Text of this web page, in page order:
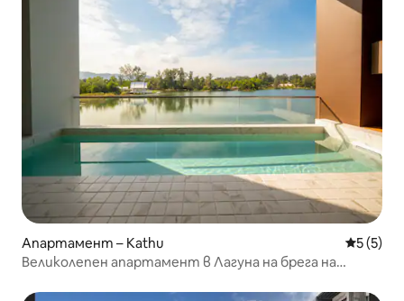
Апартамент – Kathu Средна
5 (5)
Великолепен апартамент в Лагуна на брега на